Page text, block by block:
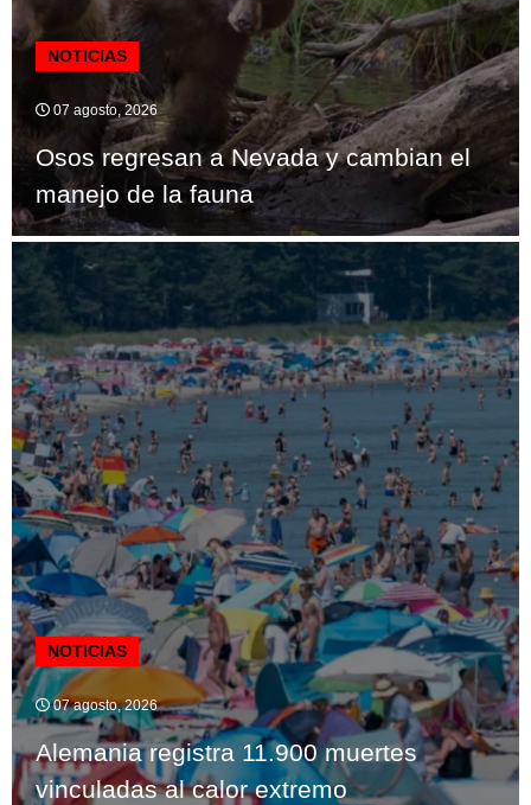
NOTICIAS
07 agosto, 2026
Osos regresan a Nevada y cambian el
manejo de la fauna
NOTICIAS
07 agosto, 2026
Alemania registra 11.900 muertes
vinculadas al calor extremo